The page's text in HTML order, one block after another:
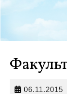
06.11.2015